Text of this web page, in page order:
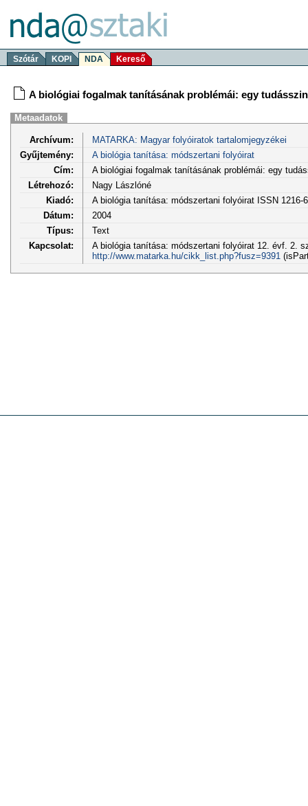
Szótár KOPI NDA Kereső
A biológiai fogalmak tanításának problémái: egy
Metaadatok
Archívum:
MATARKA: Magyar folyóiratok tartalomjegyzékei
Gyűjtemény:
A biológia tanítása: módszertani folyóirat
Cím:
A biológiai fogalmak tanításának problémái: egy
Létrehozó:
Nagy Lászlóné
Kiadó:
A biológia tanítása: módszertani folyóirat ISSN 1216-
Dátum:
2004
Típus:
Text
Kapcsolat:
A biológia tanítása: módszertani folyóirat 12. évf. 2.
http://www.matarka.hu/cikk_list.php?fusz=9391